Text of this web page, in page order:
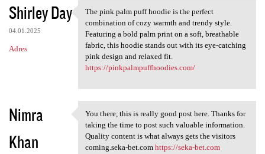
Shirley Day
04.01.2025
Adres
The pink palm puff hoodie is
The pink palm puff hoodie is the perfect
combination of cozy warmth and trendy style.
Featuring a bold palm print on a soft, breathable
fabric, this hoodie stands out with its eye-catching
pink design and relaxed fit.
https://pinkpalmpuffhoodies.com/
Nimra
Khan
You there, this is really
You there, this is really good post here. Thanks for
taking the time to post such valuable information.
Quality content is what always gets the visitors
coming.seka-bet.com https://seka-bet.com